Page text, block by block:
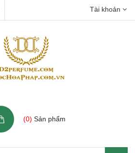
Tài khoản
(0) Sản phẩm